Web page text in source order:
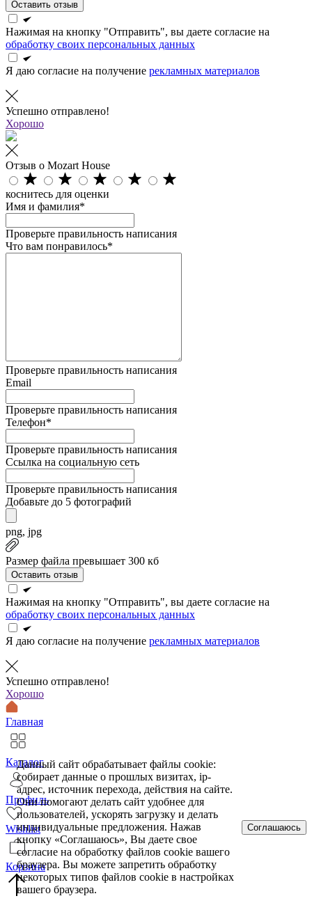
Оставить отзыв
Нажимая на кнопку "Отправить", вы даете согласие на
обработку своих персональных данных
Я даю согласие на получение рекламных материалов
Успешно отправлено!
Хорошо
Отзыв о Mozart House
коснитесь для оценки
Имя и фамилия*
Проверьте правильность написания
Что вам понравилось*
Проверьте правильность написания
Email
Проверьте правильность написания
Телефон*
Проверьте правильность написания
Ссылка на социальную сеть
Проверьте правильность написания
Добавьте до 5 фотографий
png, jpg
Размер файла превышает 300 кб
Оставить отзыв
Нажимая на кнопку "Отправить", вы даете согласие на
обработку своих персональных данных
Я даю согласие на получение рекламных материалов
Успешно отправлено!
Хорошо
Главная
Каталог
Профиль
Wishlist
Корзина
Данный сайт обрабатывает файлы cookie:
собирает данные о прошлых визитах, ip-
адрес, источник перехода, действия на сайте.
Они помогают делать сайт удобнее для
пользователей, ускорять загрузку и делать
индивидуальные предложения. Нажав
кнопку «Соглашаюсь», Вы даете свое
согласие на обработку файлов cookie вашего
браузера. Вы можете запретить обработку
некоторых типов файлов cookie в настройках
вашего браузера.
Соглашаюсь